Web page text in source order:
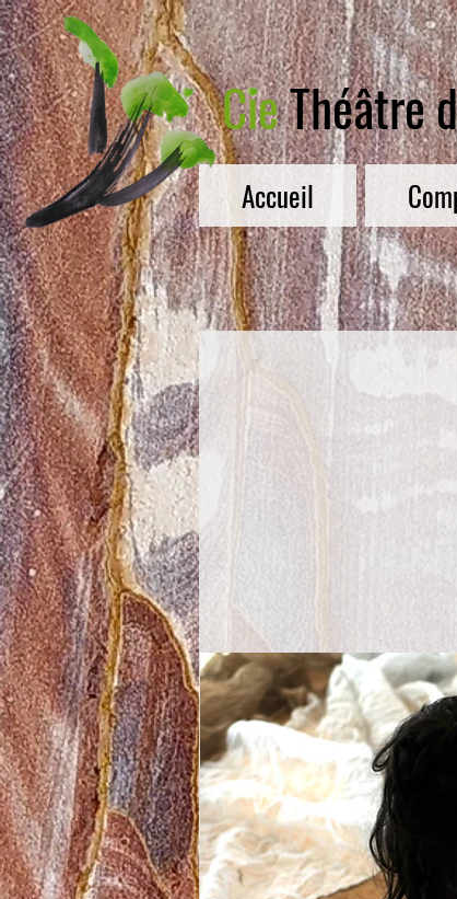
CieThéâtre
Accueil